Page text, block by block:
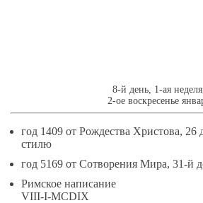
8-й день, 1-ая
2-ое воскресенье
год 1409 от Рождества Христова, 26
стилю
год 5169 от Сотворения Мира, 31-й
Римское написание
VIII-I-MCDIX